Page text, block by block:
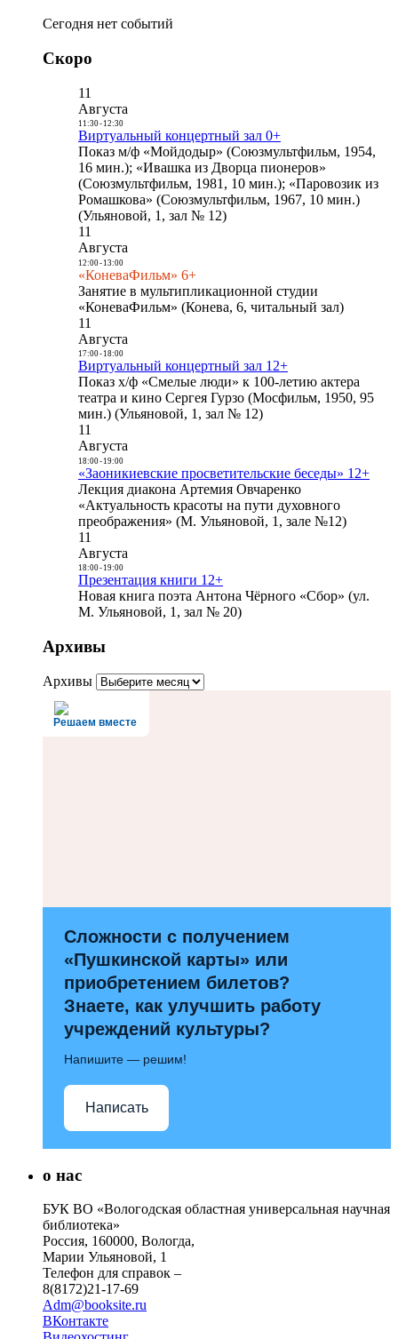
Сегодня нет событий
Скоро
11
Августа
11:30- 12:30
Виртуальный концертный зал 0+
Показ м/ф «Мойдодыр» (Союзмультфильм, 1954,
16 мин.); «Ивашка из Дворца пионеров»
(Союзмультфильм, 1981, 10 мин.); «Паровозик из
Ромашкова» (Союзмультфильм, 1967, 10 мин.)
(Ульяновой, 1, зал № 12)
11
Августа
12:00- 13:00
«КоневаФильм» 6+
Занятие в мультипликационной студии
«КоневаФильм» (Конева, 6, читальный зал)
11
Августа
17:00- 18:00
Виртуальный концертный зал 12+
Показ х/ф «Смелые люди» к 100-летию актера
театра и кино Сергея Гурзо (Мосфильм, 1950, 95
мин.) (Ульяновой, 1, зал № 12)
11
Августа
18:00- 19:00
«Заоникиевские просветительские беседы» 12+
Лекция диакона Артемия Овчаренко
«Актуальность красоты на пути духовного
преображения» (М. Ульяновой, 1, зале №12)
11
Августа
18:00- 19:00
Презентация книги 12+
Новая книга поэта Антона Чёрного «Сбор» (ул.
М. Ульяновой, 1, зал № 20)
Архивы
Архивы
Решаем вместе
Сложности с получением
«Пушкинской карты» или
приобретением билетов?
Знаете, как улучшить работу
учреждений культуры?
Напишите — решим!
Написать
о нас
БУК ВО «Вологодская областная универсальная научная
библиотека»
Россия, 160000, Вологда,
Марии Ульяновой, 1
Телефон для справок –
8(8172)21-17-69
Adm@booksite.ru
ВКонтакте